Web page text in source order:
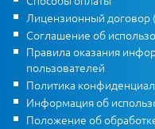
Лицензионный договор
Соглашение об
Правила оказания
пользователей
Политика
Информация об
Положение об